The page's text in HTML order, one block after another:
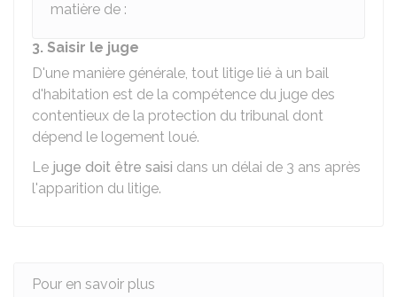
matière de :
3. Saisir le juge
D'une manière générale, tout litige lié à un bail
d'habitation est de la compétence du juge des
contentieux de la protection du tribunal dont
dépend le logement loué.
Le juge doit être saisi dans un délai de 3 ans après
l'apparition du litige.
Pour en savoir plus